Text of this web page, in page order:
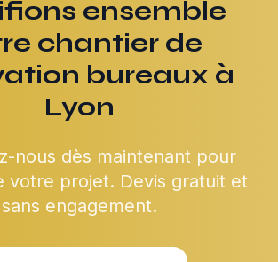
ensemble
chantier de
bureaux à
Lyon
nous dès maintenant pour
votre projet. Devis gratuit et
sans engagement.